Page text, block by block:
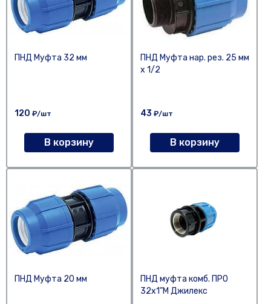
ПНД Муфта 32 мм
120 ₽/шт
В корзину
ПНД Муфта нар. рез. 25 мм
х 1/2
43 ₽/шт
В корзину
ПНД Муфта 20 мм
ПНД муфта комб. ПРО
32x1”М Джилекс